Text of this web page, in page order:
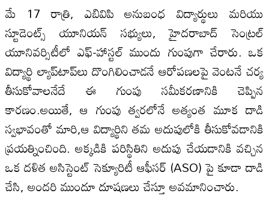
మే 17 రాత్రి, ఎబివిపి అనుబంధ విద్యార్థులు మరియు
స్టూడెంట్స్ యూనియన్ సభ్యులు, హైదరాబాద్ సెంట్రల్
యూనివర్సిటీలో ఎఫ్-హాస్టల్ ముందు గుంపుగా చేరారు. ఒక
విద్యార్థి ల్యాప్‌టాప్‌లు దొంగిలించాడనే ఆరోపణలపై వెంటనే చర్య
తీసుకోవాలనేదే ఈ గుంపు సమీకరణానికి చెప్పిన
కారణం.అయితే, ఆ గుంపు త్వరలోనే అత్యంత మూక దాడి
స్వభావంతో మారి,ఆ విద్యార్థిని తమ అదుపులోకి తీసుకోవడానికి
ప్రయత్నించింది. అక్కడికి పరిస్థితిని అదుపు చేయడానికి వచ్చిన
ఒక దళిత అసిస్టెంట్ సెక్యూరిటీ ఆఫీసర్ (ASO) పై కూడా దాడి
చేసి, అందరి ముందూ దూషణలు చేస్తూ అవమానించారు.